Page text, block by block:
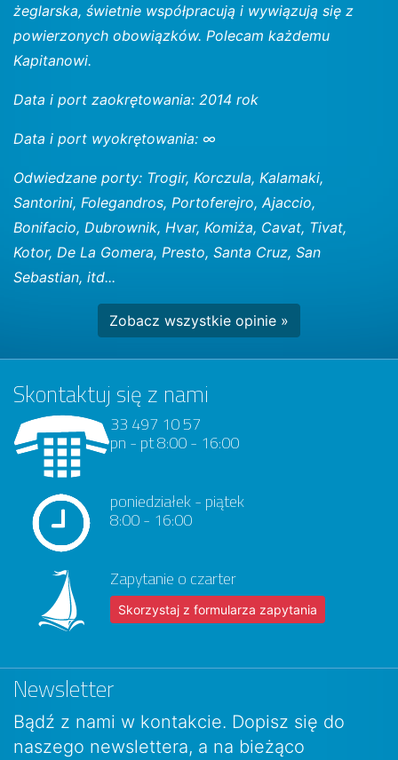
żeglarska, świetnie współpracują i wywiązują się z
powierzonych obowiązków. Polecam każdemu
Kapitanowi.
Data i port zaokrętowania: 2014 rok
Data i port wyokrętowania: ∞
Odwiedzane porty: Trogir, Korczula, Kalamaki,
Santorini, Folegandros, Portoferejro, Ajaccio,
Bonifacio, Dubrownik, Hvar, Komiża, Cavat, Tivat,
Kotor, De La Gomera, Presto, Santa Cruz, San
Sebastian, itd...
Zobacz wszystkie opinie »
Skontaktuj się z nami
33 497 10 57
pn - pt 8:00 - 16:00
poniedziałek - piątek
8:00 - 16:00
Zapytanie o czarter
Skorzystaj z formularza zapytania
Newsletter
Bądź z nami w kontakcie. Dopisz się do
naszego newslettera, a na bieżąco